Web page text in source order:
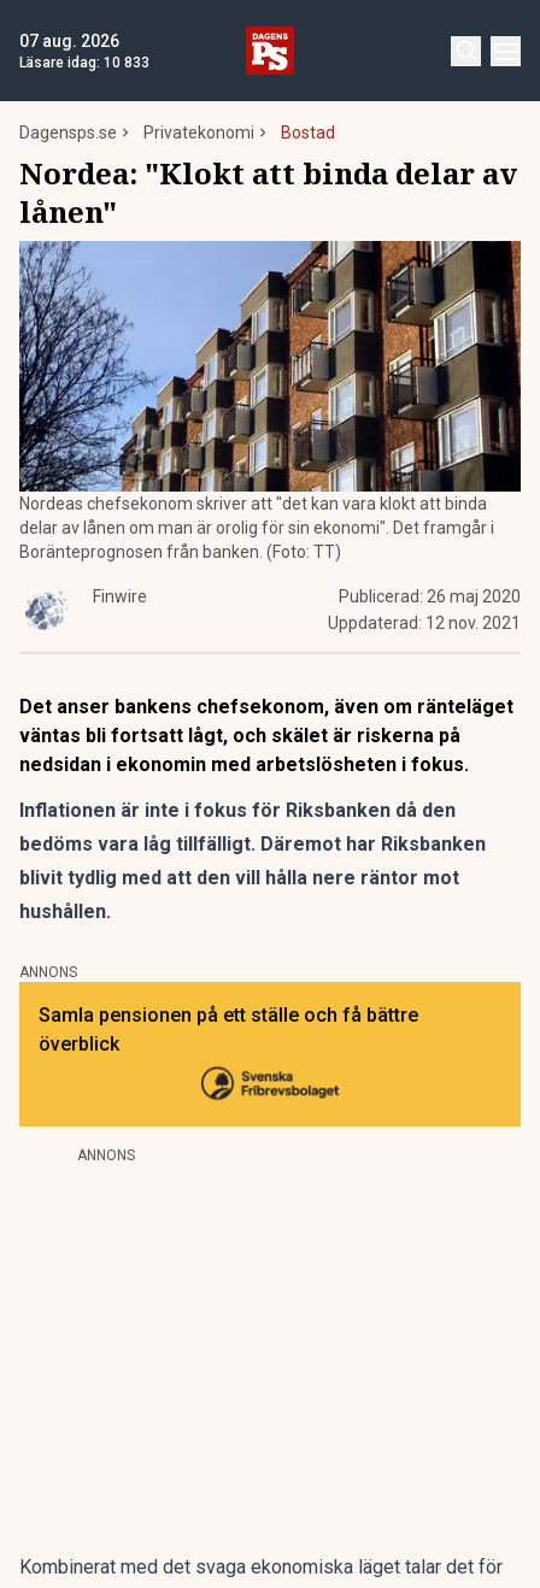
07 aug. 2026
Läsare idag: 10 833
Dagensps.se Privatekonomi Bostad
Nordea: "Klokt att binda delar av
lånen"
Nordeas chefsekonom skriver att "det kan vara klokt att binda
delar av lånen om man är orolig för sin ekonomi". Det framgår i
Boränteprognosen från banken. (Foto: TT)
Finwire Publicerad: 26 maj 2020
Uppdaterad: 12 nov. 2021
Det anser bankens chefsekonom, även om ränteläget
väntas bli fortsatt lågt, och skälet är riskerna på
nedsidan i ekonomin med arbetslösheten i fokus.
Inflationen är inte i fokus för Riksbanken då den
bedöms vara låg tillfälligt. Däremot har Riksbanken
blivit tydlig med att den vill hålla nere räntor mot
hushållen.
ANNONS
Samla pensionen på ett ställe och få bättre
överblick
ANNONS
Kombinerat med det svaga ekonomiska läget talar det för